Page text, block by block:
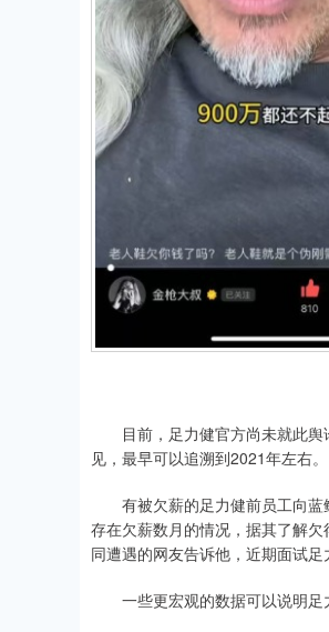
目前，足力健官方尚未就此舆
见，最早可以追溯到2021年左右。
有被欠薪的足力健前员工向蓝
存在欠薪数月的情况，据其了解
同遭遇的网友告诉他，近期面试足
一些更宏观的数据可以说明足